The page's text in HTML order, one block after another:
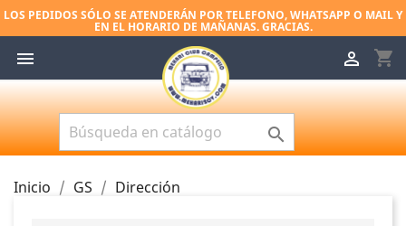
LOS PEDIDOS SÓLO SE ATENDERÁN POR TELEFONO, WHATSAPP O MAIL Y
EN EL HORARIO DE MAÑANAS. GRACIAS.
 shopping_cart


Inicio GS Dirección